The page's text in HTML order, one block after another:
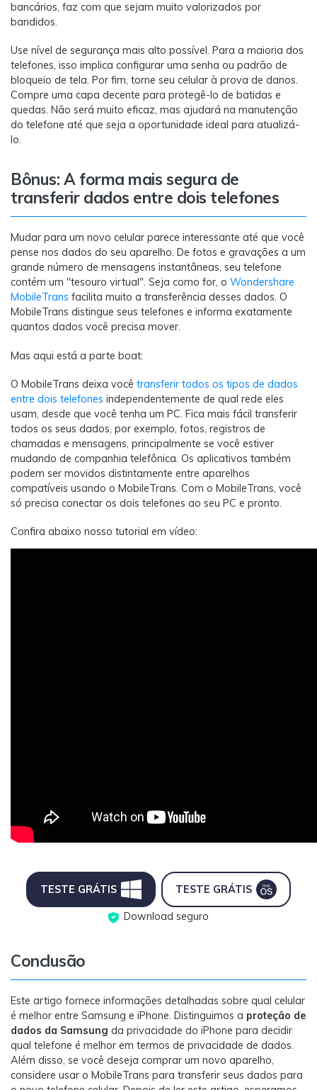
bancários, faz com que sejam muito valorizados por
bandidos.
Use nível de segurança mais alto possível. Para a maioria dos
telefones, isso implica configurar uma senha ou padrão de
bloqueio de tela. Por fim, torne seu celular à prova de danos.
Compre uma capa decente para protegê-lo de batidas e
quedas. Não será muito eficaz, mas ajudará na manutenção
do telefone até que seja a oportunidade ideal para atualizá-
lo.
Bônus: A forma mais segura de
transferir dados entre dois telefones
Mudar para um novo celular parece interessante até que você
pense nos dados do seu aparelho. De fotos e gravações a um
grande número de mensagens instantâneas, seu telefone
contém um "tesouro virtual". Seja como for, o Wondershare
MobileTrans facilita muito a transferência desses dados. O
MobileTrans distingue seus telefones e informa exatamente
quantos dados você precisa mover.
Mas aqui está a parte boat:
O MobileTrans deixa você transferir todos os tipos de dados
entre dois telefones independentemente de qual rede eles
usam, desde que você tenha um PC. Fica mais fácil transferir
todos os seus dados, por exemplo, fotos, registros de
chamadas e mensagens, principalmente se você estiver
mudando de companhia telefônica. Os aplicativos também
podem ser movidos distintamente entre aparelhos
compatíveis usando o MobileTrans. Com o MobileTrans, você
só precisa conectar os dois telefones ao seu PC e pronto.
Confira abaixo nosso tutorial em vídeo:
TESTE GRÁTIS TESTE GRÁTIS
Download seguro
Conclusão
Este artigo fornece informações detalhadas sobre qual celular
é melhor entre Samsung e iPhone. Distinguimos a proteção de
dados da Samsung da privacidade do iPhone para decidir
qual telefone é melhor em termos de privacidade de dados.
Além disso, se você deseja comprar um novo aparelho,
considere usar o MobileTrans para transferir seus dados para